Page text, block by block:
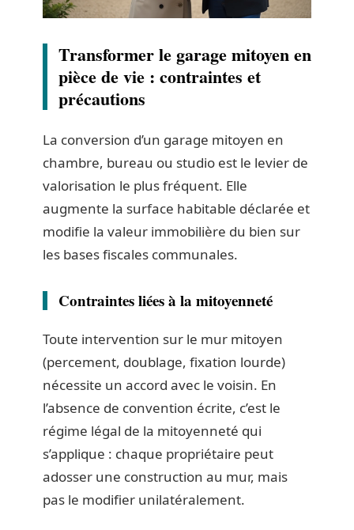
Transformer le garage mitoyen en
pièce de vie : contraintes et
précautions
La conversion d’un garage mitoyen en
chambre, bureau ou studio est le levier de
valorisation le plus fréquent. Elle
augmente la surface habitable déclarée et
modifie la valeur immobilière du bien sur
les bases fiscales communales.
Contraintes liées à la mitoyenneté
Toute intervention sur le mur mitoyen
(percement, doublage, fixation lourde)
nécessite un accord avec le voisin. En
l’absence de convention écrite, c’est le
régime légal de la mitoyenneté qui
s’applique : chaque propriétaire peut
adosser une construction au mur, mais
pas le modifier unilatéralement.